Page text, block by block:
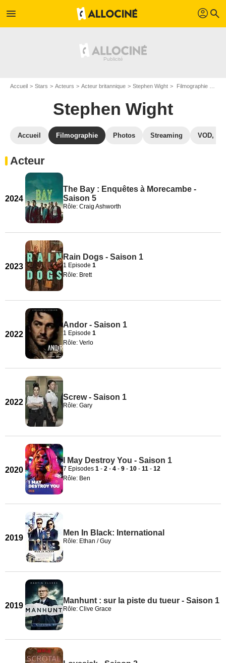
menu profil search
Accueil Stars Acteurs Acteur britannique Stephen Wight Filmographie Stephen Wight
Stephen Wight
Accueil Filmographie Photos Streaming VOD,
Acteur
2024
The Bay : Enquêtes à Morecambe -
Saison 5
Rôle: Craig Ashworth
2023
Rain Dogs - Saison 1
1 Episode 1
Rôle: Brett
2022
Andor - Saison 1
1 Episode 1
Rôle: Verlo
2022
Screw - Saison 1
Rôle: Gary
2020
I May Destroy You - Saison 1
7 Episodes 1 - 2 - 4 - 9 - 10 - 11 - 12
Rôle: Ben
2019
Men In Black: International
Rôle: Ethan / Guy
2019
Manhunt : sur la piste du tueur - Saison 1
Rôle: Clive Grace